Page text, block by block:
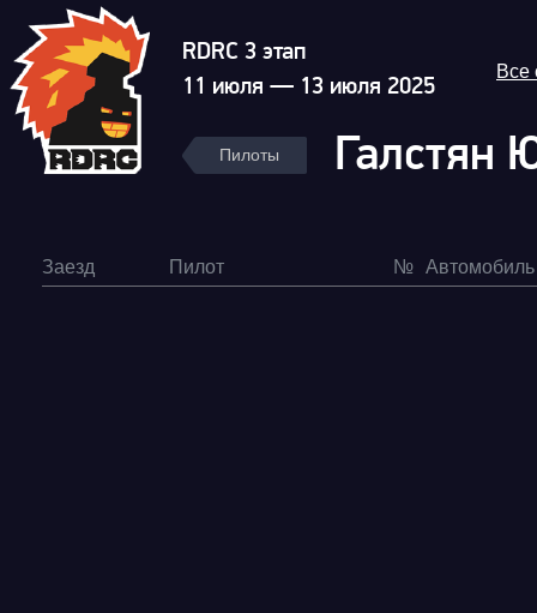
RDRC 3 этап
11 июля — 13 июля 2025
Все
Пилоты Галстян
Заезд Пилот № Автомобиль